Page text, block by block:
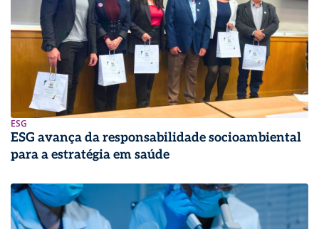
ESG
ESG avança da responsabilidade socioambiental
para a estratégia em saúde